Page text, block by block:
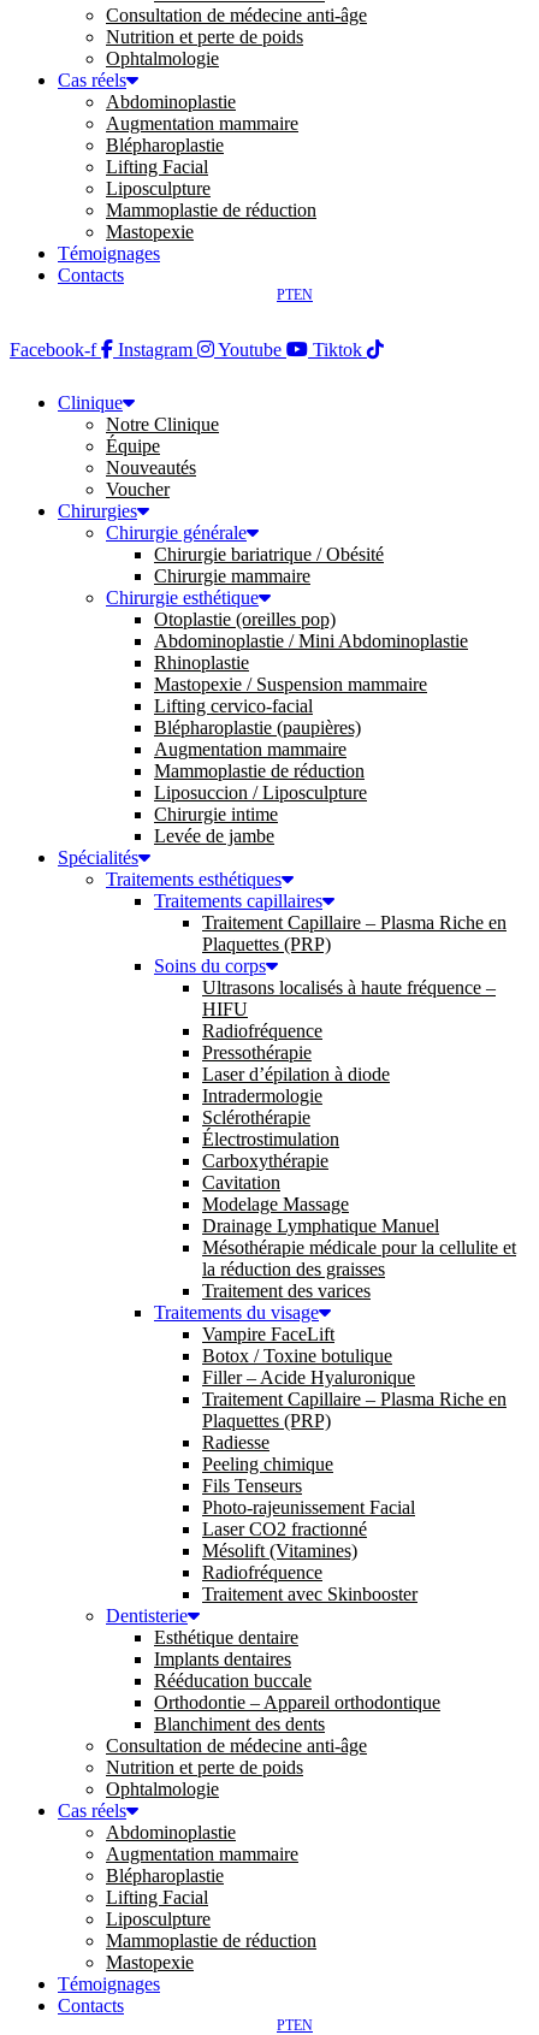
Consultation de médecine anti-âge
Nutrition et perte de poids
Ophtalmologie
Cas réels
Abdominoplastie
Augmentation mammaire
Blépharoplastie
Lifting Facial
Liposculpture
Mammoplastie de réduction
Mastopexie
Témoignages
Contacts
PTEN
Facebook-f Instagram Youtube Tiktok
Clinique
Notre Clinique
Équipe
Nouveautés
Voucher
Chirurgies
Chirurgie générale
Chirurgie bariatrique / Obésité
Chirurgie mammaire
Chirurgie esthétique
Otoplastie (oreilles pop)
Abdominoplastie / Mini Abdominoplastie
Rhinoplastie
Mastopexie / Suspension mammaire
Lifting cervico-facial
Blépharoplastie (paupières)
Augmentation mammaire
Mammoplastie de réduction
Liposuccion / Liposculpture
Chirurgie intime
Levée de jambe
Spécialités
Traitements esthétiques
Traitements capillaires
Traitement Capillaire – Plasma Riche en
Plaquettes (PRP)
Soins du corps
Ultrasons localisés à haute fréquence –
HIFU
Radiofréquence
Pressothérapie
Laser d’épilation à diode
Intradermologie
Sclérothérapie
Électrostimulation
Carboxythérapie
Cavitation
Modelage Massage
Drainage Lymphatique Manuel
Mésothérapie médicale pour la cellulite et
la réduction des graisses
Traitement des varices
Traitements du visage
Vampire FaceLift
Botox / Toxine botulique
Filler – Acide Hyaluronique
Traitement Capillaire – Plasma Riche en
Plaquettes (PRP)
Radiesse
Peeling chimique
Fils Tenseurs
Photo-rajeunissement Facial
Laser CO2 fractionné
Mésolift (Vitamines)
Radiofréquence
Traitement avec Skinbooster
Dentisterie
Esthétique dentaire
Implants dentaires
Rééducation buccale
Orthodontie – Appareil orthodontique
Blanchiment des dents
Consultation de médecine anti-âge
Nutrition et perte de poids
Ophtalmologie
Cas réels
Abdominoplastie
Augmentation mammaire
Blépharoplastie
Lifting Facial
Liposculpture
Mammoplastie de réduction
Mastopexie
Témoignages
Contacts
PTEN